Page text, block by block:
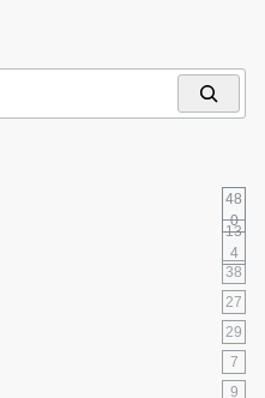
48
0
13
4
38
27
29
7
9